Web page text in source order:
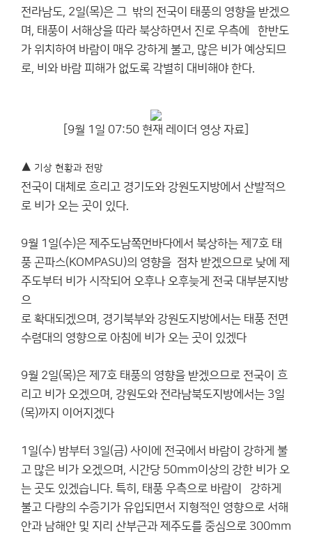
전라남도, 2일(목)은 그 밖의 전국이 태풍의 영향을 받겠으
며, 태풍이 서해상을 따라 북상하면서 진로 우측에 한반도
가 위치하여 바람이 매우 강하게 불고, 많은 비가 예상되므
로, 비와 바람 피해가 없도록 각별히 대비해야 한다.
[9월 1일 07:50 현재 레이더 영상 자료]
▲ 기상 현황과 전망
전국이 대체로 흐리고 경기도와 강원도지방에서 산발적으
로 비가 오는 곳이 있다.
9월 1일(수)은 제주도남쪽먼바다에서 북상하는 제7호 태
풍 곤파스(KOMPASU)의 영향을 점차 받겠으므로 낮에 제
주도부터 비가 시작되어 오후나 오후늦게 전국 대부분지방
으
로 확대되겠으며, 경기북부와 강원도지방에서는 태풍 전면
수렴대의 영향으로 아침에 비가 오는 곳이 있겠다
9월 2일(목)은 제7호 태풍의 영향을 받겠으므로 전국이 흐
리고 비가 오겠으며, 강원도와 전라남북도지방에서는 3일
(목)까지 이어지겠다
1일(수) 밤부터 3일(금) 사이에 전국에서 바람이 강하게 불
고 많은 비가 오겠으며, 시간당 50mm이상의 강한 비가 오
는 곳도 있겠습니다. 특히, 태풍 우측으로 바람이 강하게
불고 다량의 수증기가 유입되면서 지형적인 영향으로 서해
안과 남해안 및 지리 산부근과 제주도를 중심으로 300mm